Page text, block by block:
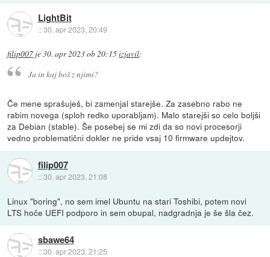
LightBit
::30. apr 2023, 20:49
filip007 je30. apr 2023 ob 20:15izjavil:
Ja in kaj boš z njimi?
Če mene sprašuješ, bi zamenjal starejše. Za zasebno rabo ne
rabim novega (sploh redko uporabljam). Malo starejši so celo boljši
za Debian (stable). Še posebej se mi zdi da so novi procesorji
vedno problematični dokler ne pride vsaj 10 firmware updejtov.
filip007
::30. apr 2023, 21:08
Linux "boring", no sem imel Ubuntu na stari Toshibi, potem novi
LTS hoče UEFI podporo in sem obupal, nadgradnja je še šla čez.
sbawe64
::30. apr 2023, 21:25